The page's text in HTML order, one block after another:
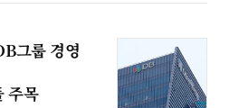
그룹 경영
주목